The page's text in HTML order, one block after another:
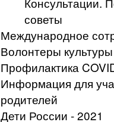
советы
Международное
Волонтеры культуры
Профилактика
Информация для
родителей
Дети России - 2021